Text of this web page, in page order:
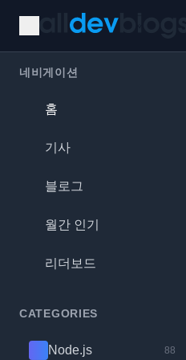
네비게이션
홈
기사
블로그
월간 인기
리더보드
CATEGORIES
Node.js 88